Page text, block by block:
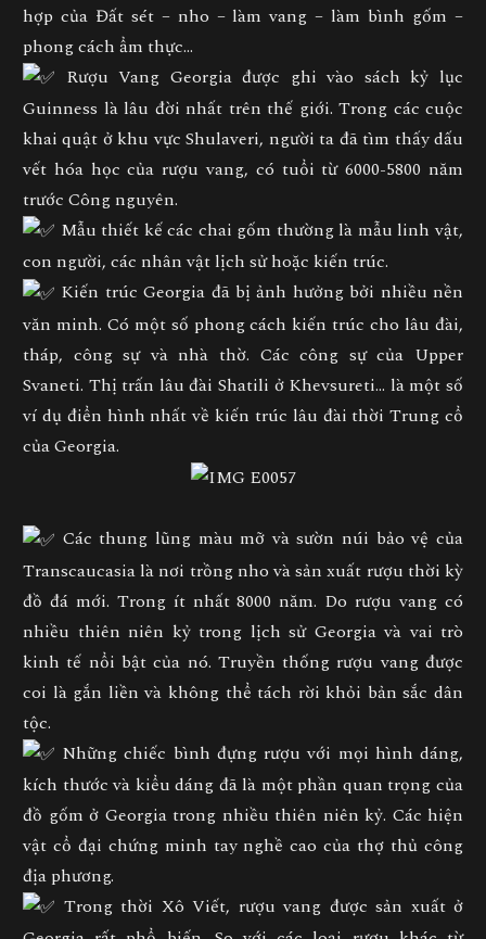
hợp của Đất sét – nho – làm vang – làm bình gốm –
phong cách ẩm thực…
Rượu Vang Georgia được ghi vào sách kỷ lục
Guinness là lâu đời nhất trên thế giới. Trong các cuộc
khai quật ở khu vực Shulaveri, người ta đã tìm thấy dấu
vết hóa học của rượu vang, có tuổi từ 6000-5800 năm
trước Công nguyên.
Mẫu thiết kế các chai gốm thường là mẫu linh vật,
con người, các nhân vật lịch sử hoặc kiến trúc.
Kiến trúc Georgia đã bị ảnh hưởng bởi nhiều nền
văn minh. Có một số phong cách kiến trúc cho lâu đài,
tháp, công sự và nhà thờ. Các công sự của Upper
Svaneti. Thị trấn lâu đài Shatili ở Khevsureti… là một số
ví dụ điển hình nhất về kiến trúc lâu đài thời Trung cổ
của Georgia.
Các thung lũng màu mỡ và sườn núi bảo vệ của
Transcaucasia là nơi trồng nho và sản xuất rượu thời kỳ
đồ đá mới. Trong ít nhất 8000 năm. Do rượu vang có
nhiều thiên niên kỷ trong lịch sử Georgia và vai trò
kinh tế nổi bật của nó. Truyền thống rượu vang được
coi là gắn liền và không thể tách rời khỏi bản sắc dân
tộc.
Những chiếc bình đựng rượu với mọi hình dáng,
kích thước và kiểu dáng đã là một phần quan trọng của
đồ gốm ở Georgia trong nhiều thiên niên kỷ. Các hiện
vật cổ đại chứng minh tay nghề cao của thợ thủ công
địa phương.
Trong thời Xô Viết, rượu vang được sản xuất ở